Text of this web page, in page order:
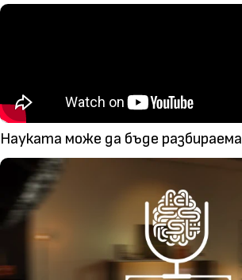
Науката може да бъде разбираема